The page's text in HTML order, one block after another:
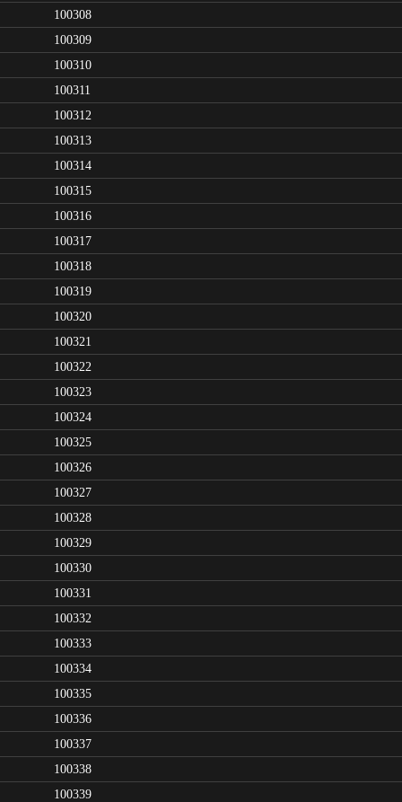
100308
100309
100310
100311
100312
100313
100314
100315
100316
100317
100318
100319
100320
100321
100322
100323
100324
100325
100326
100327
100328
100329
100330
100331
100332
100333
100334
100335
100336
100337
100338
100339